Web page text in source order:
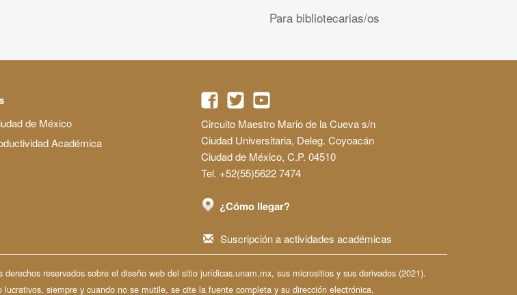
Para bibliotecarias/os
de México
Académica
Circuito Maestro Mario de la Cueva s/n
Ciudad Universitaria, Deleg. Coyoacán
Ciudad de México, C.P. 04510
Tel. +52(55)5622 7474
¿Cómo llegar?
Suscripción a actividades académicas
reservados sobre el diseño web del sitio jurídicas.unam.mx, sus micrositios y sus derivados (2021).
siempre y cuando no se mutile, se cite la fuente completa y su dirección electrónica.